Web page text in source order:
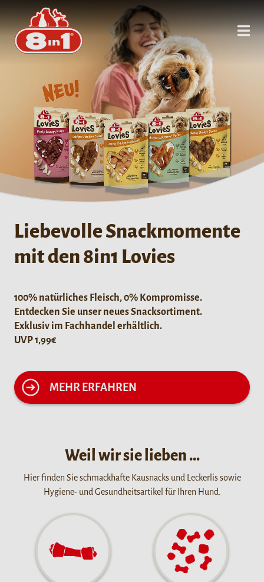
Liebevolle Snackmomente
mit den 8in1 Lovies
100% natürliches Fleisch, 0% Kompromisse.
Entdecken Sie unser neues Snacksortiment.
Exklusiv im Fachhandel erhältlich.
UVP 1,99€
MEHR ERFAHREN
Weil wir sie lieben …
Hier finden Sie schmackhafte Kausnacks und Leckerlis sowie
Hygiene- und Gesundheitsartikel für Ihren Hund.